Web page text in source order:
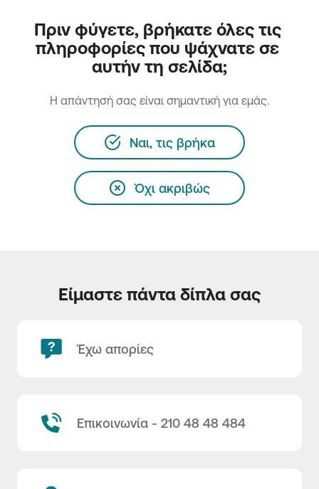
Πριν φύγετε, βρήκατε όλες τις
πληροφορίες που ψάχνατε σε
αυτήν τη σελίδα;
H απάντησή σας είναι σημαντική για εμάς.
Ναι, τις βρήκα
Όχι ακριβώς
Είμαστε πάντα δίπλα σας
Έχω απορίες
Επικοινωνία - 210 48 48 484